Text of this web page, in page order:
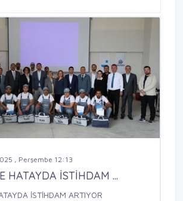
, Perşembe 12:13
HATAYDA İSTİHDAM ...
İSTİHDAM ARTIYOR